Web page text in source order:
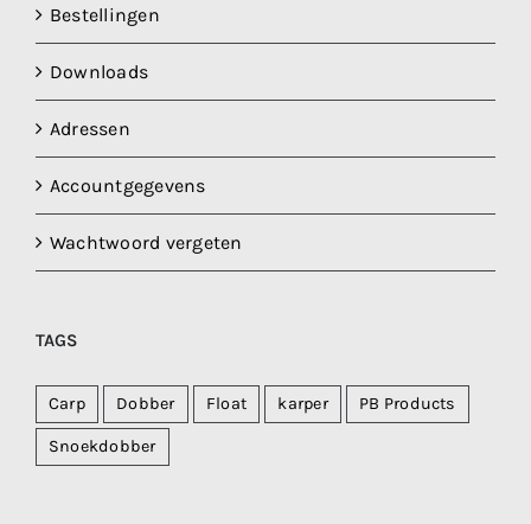
Bestellingen
Downloads
Adressen
Accountgegevens
Wachtwoord vergeten
TAGS
Carp Dobber Float karper PB Products
Snoekdobber